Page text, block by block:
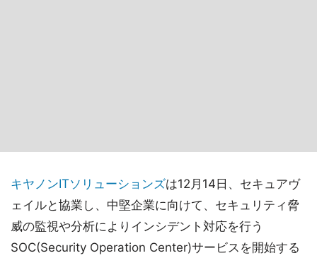
キヤノンITソリューションズは12月14日、セキュアヴ
ェイルと協業し、中堅企業に向けて、セキュリティ脅
威の監視や分析によりインシデント対応を行う
SOC(Security Operation Center)サービスを開始する